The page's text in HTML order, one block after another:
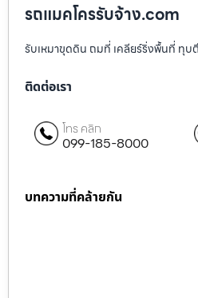
รถแมคโครรับจ้าง.com
รับเหมาขุดดิน ถมที่ เคลียร์ริ่งพื้นที่ ทุบ
ติดต่อเรา
โทร คลิก
099-185-8000
บทความที่คล้ายกัน